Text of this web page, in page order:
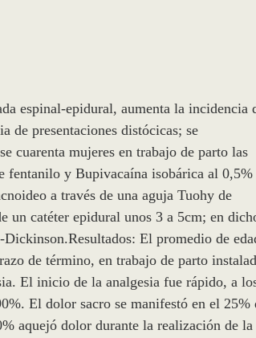
espinal-epidural, aumenta la incidencia
de presentaciones distócicas; se
cuarenta mujeres en trabajo de parto las
fentanilo y Bupivacaína isobárica al 0,5%
a través de una aguja Tuohy de
un catéter epidural unos 3 a 5cm; en
El promedio de
de término, en trabajo de parto
El inicio de la analgesia fue rápido, a
El dolor sacro se manifestó en el 25%
aquejó dolor durante la realización de la